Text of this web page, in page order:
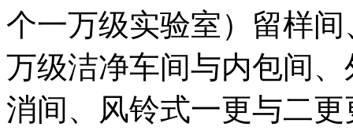
个一万级实验室）留样
万级洁净车间与内包间
消间、风铃式一更与二